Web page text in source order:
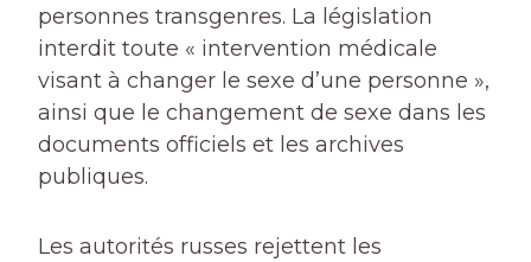
personnes transgenres. La législation
interdit toute « intervention médicale
visant à changer le sexe d’une personne »,
ainsi que le changement de sexe dans les
documents officiels et les archives
publiques.
Les autorités russes rejettent les